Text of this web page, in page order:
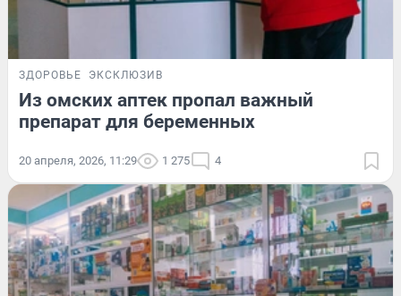
ЗДОРОВЬЕ ЭКСКЛЮЗИВ
Из омских аптек пропал важный
препарат для беременных
20 апреля, 2026, 11:29 1 275 4